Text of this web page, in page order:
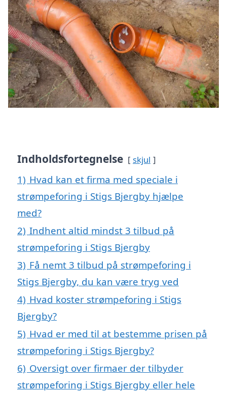
Indholdsfortegnelse skjul
1) Hvad kan et firma med speciale i
strømpeforing i Stigs Bjergby hjælpe
med?
2) Indhent altid mindst 3 tilbud på
strømpeforing i Stigs Bjergby
3) Få nemt 3 tilbud på strømpeforing i
Stigs Bjergby, du kan være tryg ved
4) Hvad koster strømpeforing i Stigs
Bjergby?
5) Hvad er med til at bestemme prisen på
strømpeforing i Stigs Bjergby?
6) Oversigt over firmaer der tilbyder
strømpeforing i Stigs Bjergby eller hele